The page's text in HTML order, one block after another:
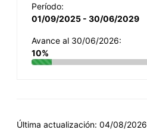
Período:
01/09/2025 - 30/06/2029
Avance al 30/06/2026:
10%
Última actualización: 04/08/2026